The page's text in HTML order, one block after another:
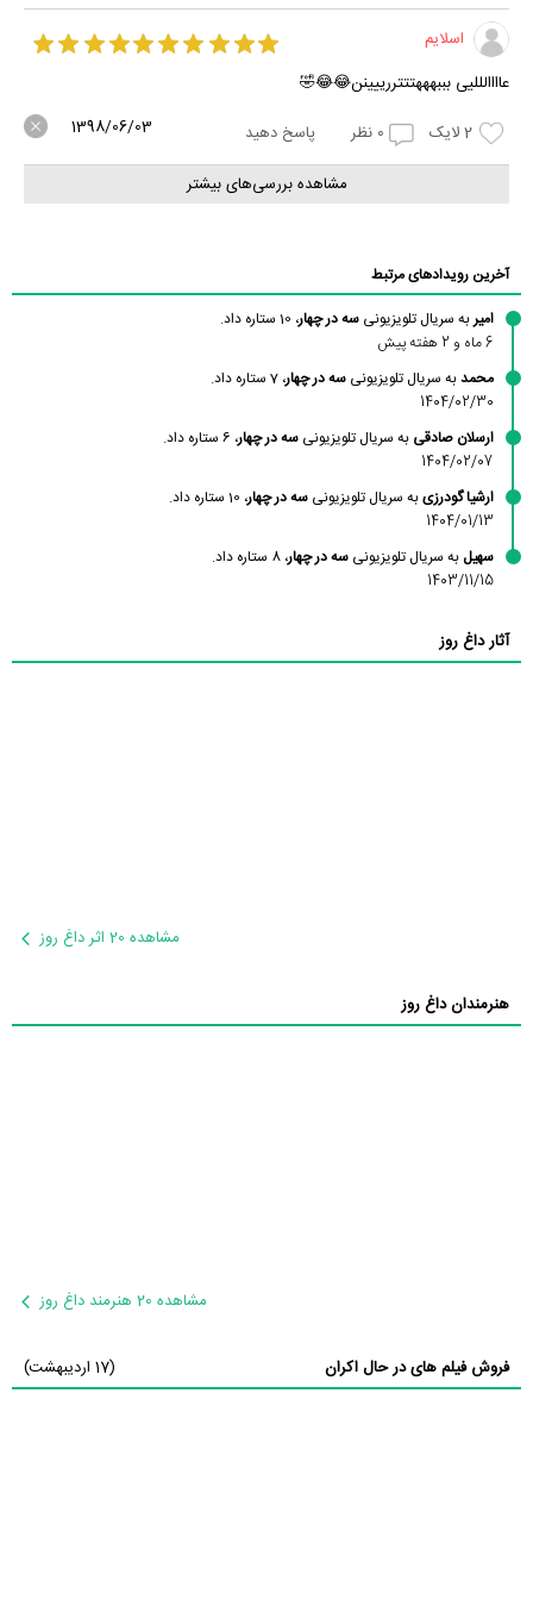
اسلایم
عاااالللیی بببهههتتتررییینن😂😂🤣
2لایک 0 نظر پاسخ دهید 1398/06/03
مشاهده بررسی‌های بیشتر
آخرین رویدادهای مرتبط
امیربه سریال تلویزیونی سه در چهار، 10 ستاره داد.
6 ماه و 2 هفته پیش
محمدبه سریال تلویزیونی سه در چهار، 7 ستاره داد.
1404/02/30
ارسلان صادقی به سریال تلویزیونی سه در چهار، 6 ستاره داد.
1404/02/07
ارشیا گودرزیبه سریال تلویزیونی سه در چهار، 10 ستاره داد.
1404/01/13
سهیل به سریال تلویزیونی سه در چهار، 8 ستاره داد.
1403/11/15
آثار داغ روز
مشاهده 20 اثر داغ روز
هنرمندان داغ روز
مشاهده 20 هنرمند داغ روز
فروش فیلم های در حال اکران (17 اردیبهشت)